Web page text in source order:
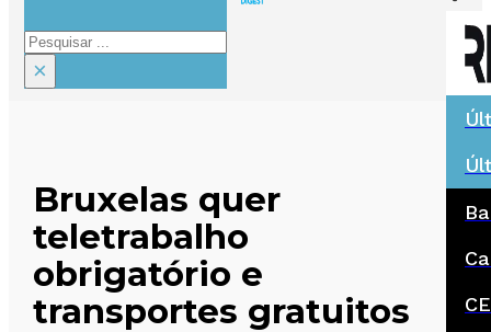
Pesquisar
×
Bruxelas quer
teletrabalho
obrigatório e
transportes gratuitos